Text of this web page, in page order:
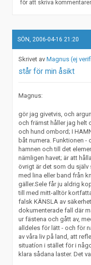
för att skriva kommentarer
SÖN, 2006-04-16 21:20
Magnus (ej
står för min åsikt
Magnus:
gör jag givetvis, och
och främst håller jag helt
och hund ombord; I
båt numera. Funktionen
hamnen och till det
nämligen havet; är att
övrigt är det som du
med lina eller band från
gäller.Sele får ju aldrig
till med mitt-alltör
falsk KÄNSLA av
dokumenterade fall där
ur fästena och gått av,
alldeles för lätt - och för
av våra liv på land, att
situatíon i stället för i
klara sådana laster. Det